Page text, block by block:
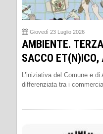
Giovedì 23 Luglio 2026
AMBIENTE.
SACCO
L’iniziativa del Comune e
differenziata tra i